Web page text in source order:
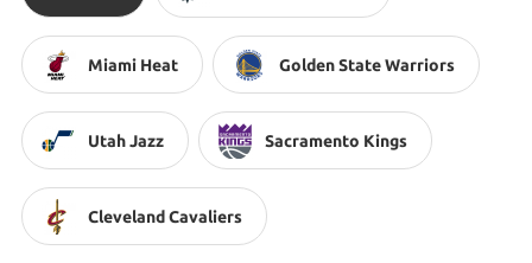
Miami Heat Golden State Warriors
Utah Jazz Sacramento Kings
Cleveland Cavaliers